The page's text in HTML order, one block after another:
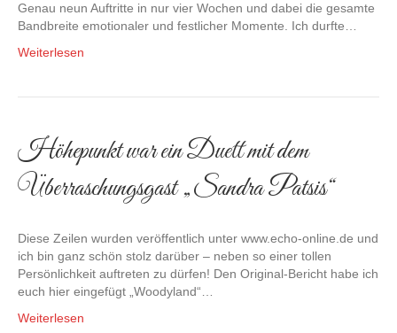
Genau neun Auftritte in nur vier Wochen und dabei die gesamte
Bandbreite emotionaler und festlicher Momente. Ich durfte…
Weiterlesen
Höhepunkt war ein Duett mit dem
Überraschungsgast „Sandra Patsis“
Diese Zeilen wurden veröffentlich unter www.echo-online.de und
ich bin ganz schön stolz darüber – neben so einer tollen
Persönlichkeit auftreten zu dürfen! Den Original-Bericht habe ich
euch hier eingefügt „Woodyland“…
Weiterlesen